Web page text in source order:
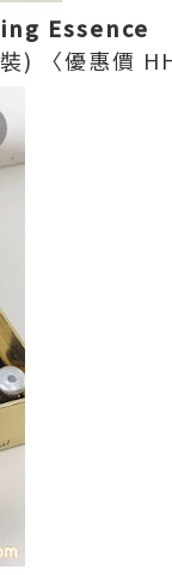
Essence
) 〈優惠價